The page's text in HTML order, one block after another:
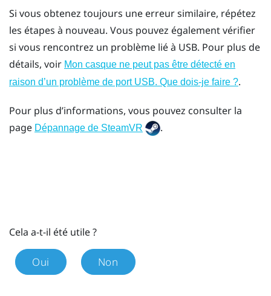
Si vous obtenez toujours une erreur similaire, répétez
les étapes à nouveau. Vous pouvez également vérifier
si vous rencontrez un problème lié à USB. Pour plus de
détails, voir Mon casque ne peut pas être détecté en
raison d’un problème de port USB. Que dois-je faire ?.
Pour plus d’informations, vous pouvez consulter la
page Dépannage de SteamVR .
Cela a-t-il été utile ?
Oui Non